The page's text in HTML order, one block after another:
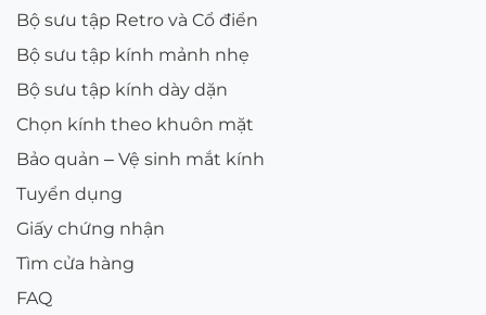
Bộ sưu tập Retro và Cổ điển
Bộ sưu tập kính mảnh nhẹ
Bộ sưu tập kính dày dặn
Chọn kính theo khuôn mặt
Bảo quản – Vệ sinh mắt kính
Tuyển dụng
Giấy chứng nhận
Tìm cửa hàng
FAQ